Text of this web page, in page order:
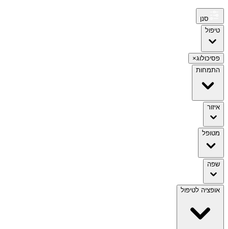
סנן
טיפול
פסיכולוג×
התמחות
איזור
מטופל
שפה
אופציה לטיפול